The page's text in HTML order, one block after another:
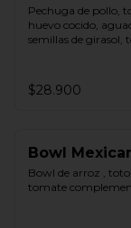
Pechuga de pollo,
huevo cocido,
semillas de girasol,
$28.900
Bowl
Bowl de arroz ,
tomate